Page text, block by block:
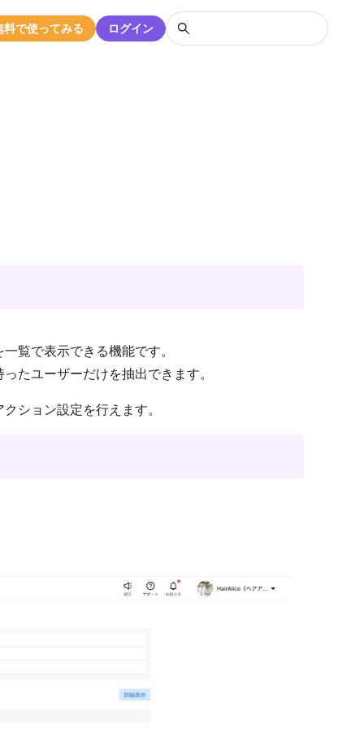
料で使ってみる ログイン
覧で表示できる機能です。
たユーザーだけを抽出できます。
ション設定を行えます。